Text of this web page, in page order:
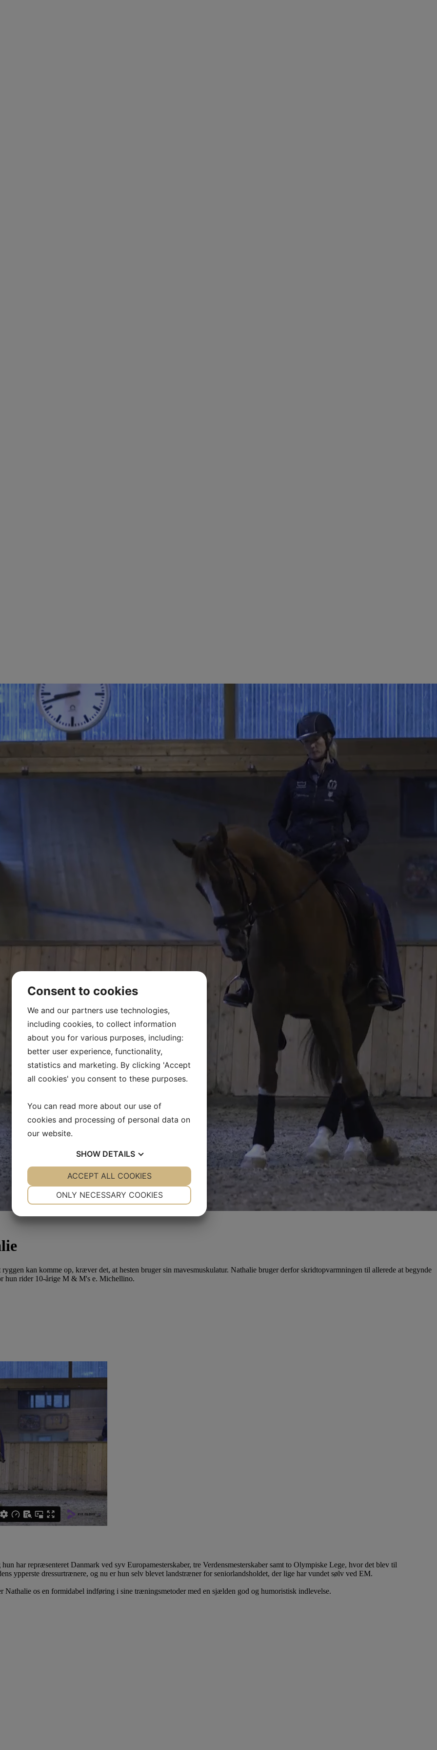
kan komme op, kræver det, at hesten bruger sin mavesmuskulatur. Nathalie bruger derfor skridtopvarmningen til allerede at begynde
hun rider 10-årige M & M's e. Michellino.
har repræsenteret Danmark ved syv Europamesterskaber, tre Verdensmesterskaber samt to Olympiske Lege, hvor det blev til
ypperste dressurtrænere, og nu er hun selv blevet landstræner for seniorlandsholdet, der lige har vundet sølv ved EM.
os en formidabel indføring i sine træningsmetoder med en sjælden god og humoristisk indlevelse.
Consent to cookies
We and our partners use technologies,
including cookies, to collect information
about you for various purposes, including:
better user experience, functionality,
statistics and marketing. By clicking 'Accept
all cookies' you consent to these purposes.
You can read more about our use of
cookies and processing of personal data on
our website.
SHOW DETAILS
YES NO YES NO
ONLY NECESSARY COOKIES
ACCEPT ALL COOKIES